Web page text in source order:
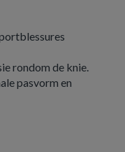
rondom de knie.
pasvorm en